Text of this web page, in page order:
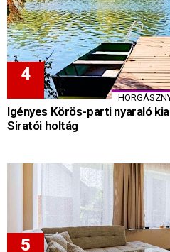
Igényes Körös-parti nyaraló
Siratói holtág